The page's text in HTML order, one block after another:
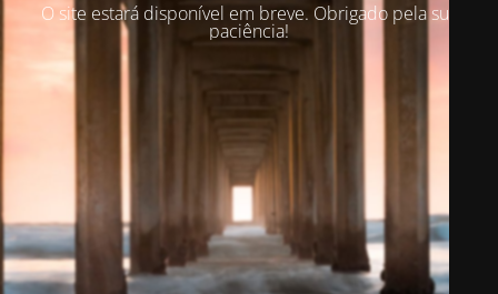
O site estará disponível em breve. Obrigado pela sua
paciência!